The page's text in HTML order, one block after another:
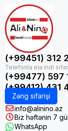
(+99451) 312
(+99477) 597
(+99412) 431
Zəng sifarişi
info@alinino.az
Biz həftənin 7
WhatsApp